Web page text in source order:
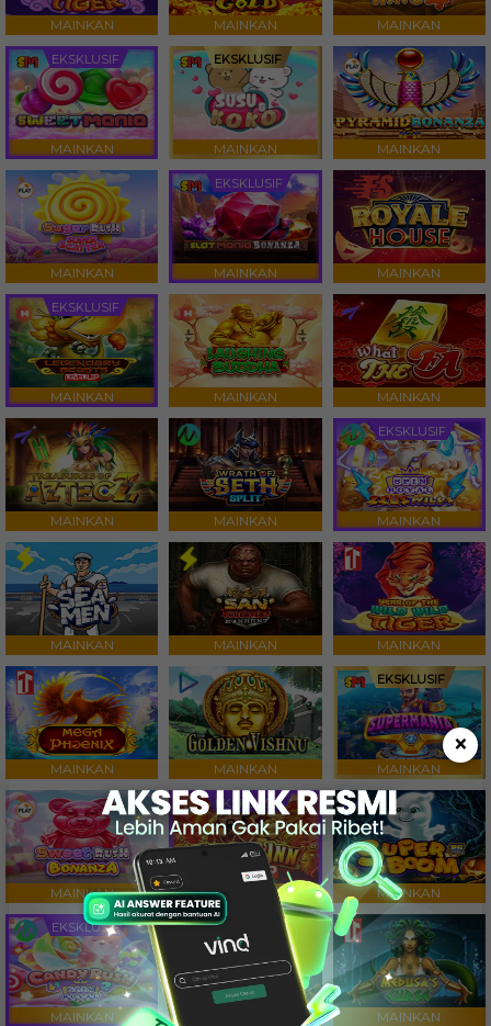
×
MAINKAN MAINKAN MAINKAN
EKSKLUSIF
MAINKAN
EKSKLUSIF
MAINKAN MAINKAN
MAINKAN
EKSKLUSIF
MAINKAN MAINKAN
EKSKLUSIF
MAINKAN MAINKAN MAINKAN
MAINKAN MAINKAN
EKSKLUSIF
MAINKAN
MAINKAN MAINKAN MAINKAN
MAINKAN MAINKAN
EKSKLUSIF
MAINKAN
MAINKAN
EKSKLUSIF
MAINKAN MAINKAN
EKSKLUSIF
MAINKAN MAINKAN